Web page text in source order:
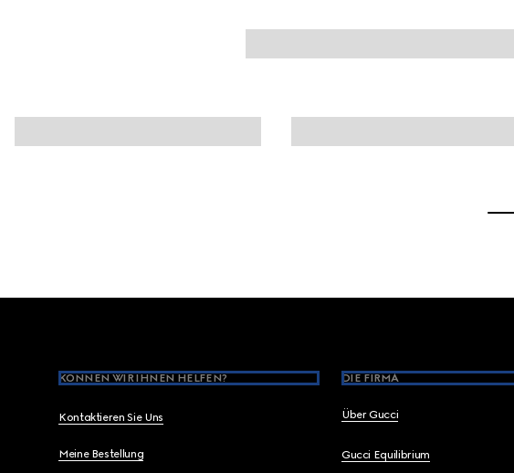
KÖNNEN WIR IHNEN HELFEN?
Kontaktieren Sie Uns
Meine Bestellung
DIE FIRMA
Über Gucci
Gucci Equilibrium